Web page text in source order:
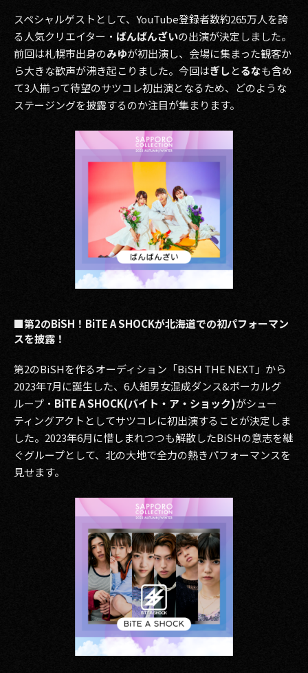
スペシャルゲストとして、YouTube登録者数約265万人を誇
る人気クリエイター・ ばんばんざいの出演が決定しました。
前回は札幌市出身のみゆが初出演し、会場に集まった観客か
ら大きな歓声が沸き起こりました。今回はぎしとるなも含め
て3人揃って待望のサツコレ初出演となるため、どのような
ステージングを披露するのか注目が集まります。
■第2のBiSH！BiTE A SHOCKが北海道での初パフォーマン
スを披露！
第2のBiSHを作るオーディション「BiSH THE NEXT」から
2023年7月に誕生した、6人組男女混成ダンス&ボーカルグ
ループ・ BiTE A SHOCK(バイト・ア・ショック)がシュー
ティングアクトとしてサツコレに初出演することが決定しま
した。2023年6月に惜しまれつつも解散したBiSHの意志を継
ぐグループとして、北の大地で全力の熱きパフォーマンスを
見せます。